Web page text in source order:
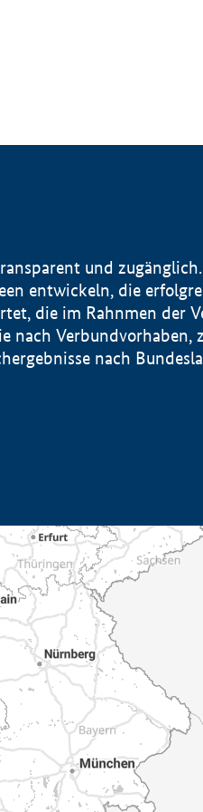
und
entwickeln, die
die im Rahnmen der
Verbundvorhaben,
nach